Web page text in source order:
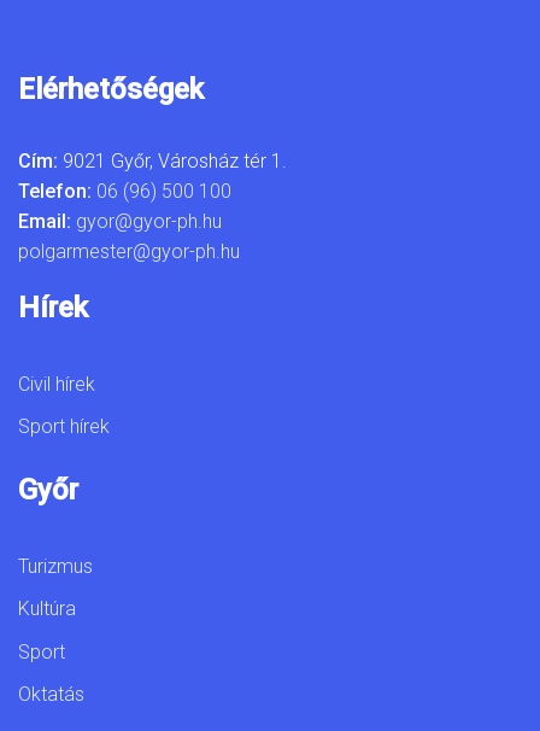
Elérhetőségek
Cím: 9021 Győr, Városház tér 1.
Telefon: 06 (96) 500 100
Email: gyor@gyor-ph.hu
polgarmester@gyor-ph.hu
Hírek
Civil hírek
Sport hírek
Győr
Turizmus
Kultúra
Sport
Oktatás